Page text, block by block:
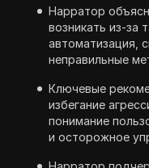
Нарратор
возникать из-за
автоматизация,
неправильные
Ключевые
избегание
понимание
и осторожное